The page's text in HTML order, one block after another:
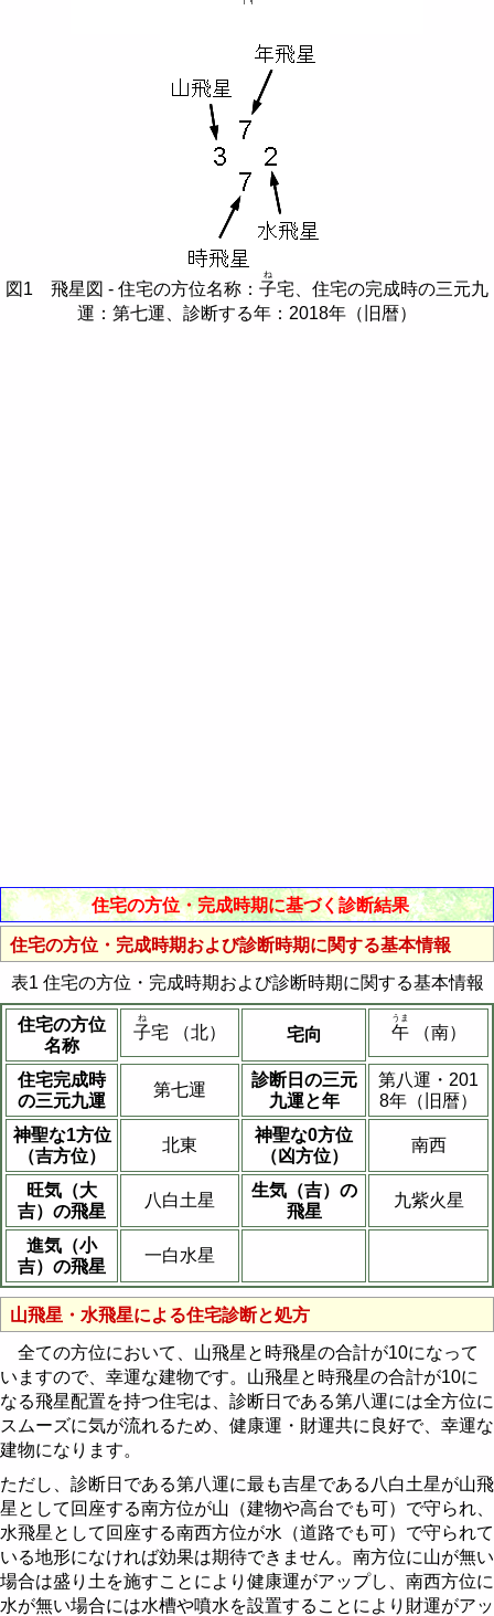
図1 飛星図 - 住宅の方位名称： 子
ね
宅、住宅の完成時の三元九
運：第七運、診断する年：2018年（旧暦）
住宅の方位・完成時期に基づく診断結果
住宅の方位・完成時期および診断時期に関する基本情報
表1 住宅の方位・完成時期および診断時期に関する基本情報
住宅の方位
名称
子
ね
宅 （北） 宅向 午
うま
（南）
住宅完成時
の三元九運
第七運
診断日の三元
九運と年
第八運・201
8年（旧暦）
神聖な1方位
（吉方位）
北東
神聖な0方位
（凶方位）
南西
旺気（大
吉）の飛星
八白土星
生気（吉）の
飛星
九紫火星
進気（小
吉）の飛星
一白水星
山飛星・水飛星による住宅診断と処方
全ての方位において、山飛星と時飛星の合計が10になって
いますので、幸運な建物です。山飛星と時飛星の合計が10に
なる飛星配置を持つ住宅は、診断日である第八運には全方位に
スムーズに気が流れるため、健康運・財運共に良好で、幸運な
建物になります。
ただし、診断日である第八運に最も吉星である八白土星が山飛
星として回座する南方位が山（建物や高台でも可）で守られ、
水飛星として回座する南西方位が水（道路でも可）で守られて
いる地形になければ効果は期待できません。南方位に山が無い
場合は盛り土を施すことにより健康運がアップし、南西方位に
水が無い場合には水槽や噴水を設置することにより財運がアッ